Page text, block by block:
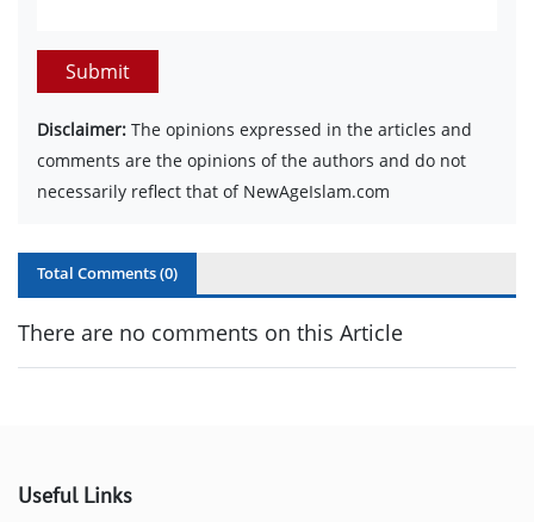
Submit
Disclaimer: The opinions expressed in the articles and
comments are the opinions of the authors and do not
necessarily reflect that of NewAgeIslam.com
Total Comments (0)
There are no comments on this Article
Useful Links